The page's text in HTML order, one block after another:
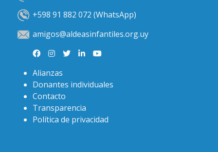
+598 91 882 072 (WhatsApp)
amigos@aldeasinfantiles.org.uy
Alianzas
Donantes individuales
Contacto
Transparencia
Política de privacidad